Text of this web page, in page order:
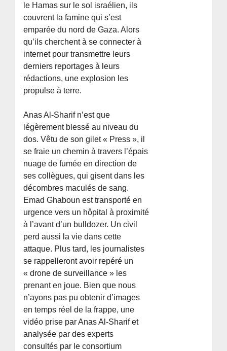
le Hamas sur le sol israélien, ils
couvrent la famine qui s’est
emparée du nord de Gaza. Alors
qu’ils cherchent à se connecter à
internet pour transmettre leurs
derniers reportages à leurs
rédactions, une explosion les
propulse à terre.
Anas Al-Sharif n’est que
légèrement blessé au niveau du
dos. Vêtu de son gilet « Press », il
se fraie un chemin à travers l’épais
nuage de fumée en direction de
ses collègues, qui gisent dans les
décombres maculés de sang.
Emad Ghaboun est transporté en
urgence vers un hôpital à proximité
à l’avant d’un bulldozer. Un civil
perd aussi la vie dans cette
attaque. Plus tard, les journalistes
se rappelleront avoir repéré un
« drone de surveillance » les
prenant en joue. Bien que nous
n’ayons pas pu obtenir d’images
en temps réel de la frappe, une
vidéo prise par Anas Al-Sharif et
analysée par des experts
consultés par le consortium